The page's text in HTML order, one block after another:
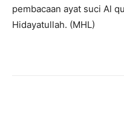
pembacaan ayat suci Al
Hidayatullah. (MHL)